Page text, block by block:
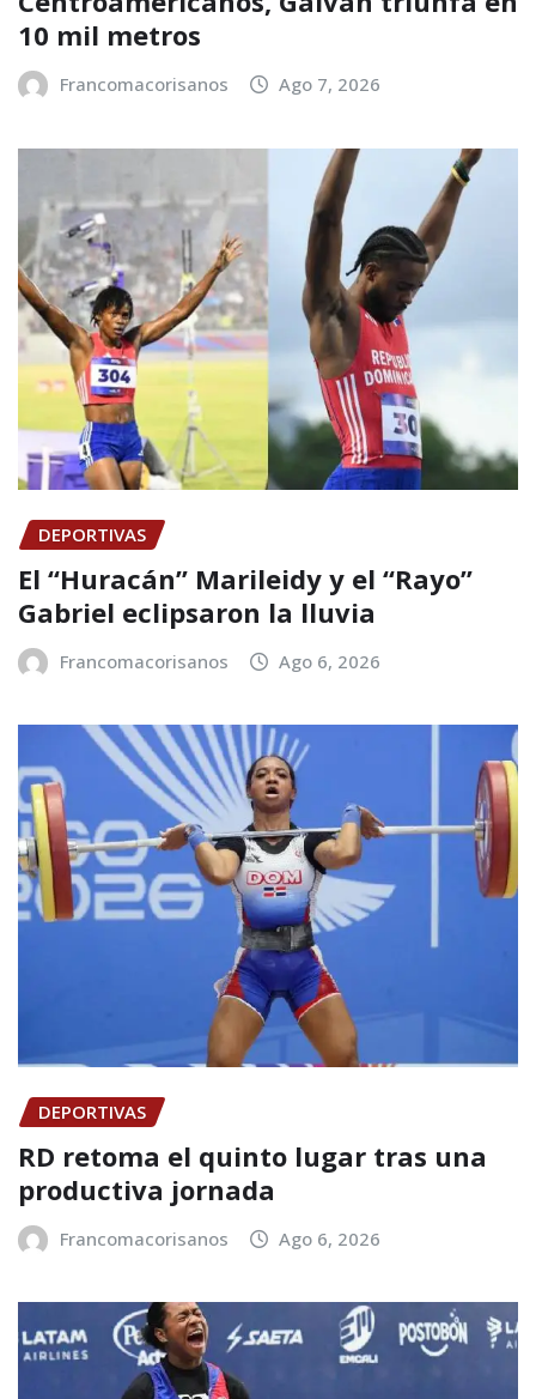
10 mil metros
Francomacorisanos Ago 7, 2026
DEPORTIVAS
El “Huracán” Marileidy y el “Rayo”
Gabriel eclipsaron la lluvia
Francomacorisanos Ago 6, 2026
DEPORTIVAS
RD retoma el quinto lugar tras una
productiva jornada
Francomacorisanos Ago 6, 2026